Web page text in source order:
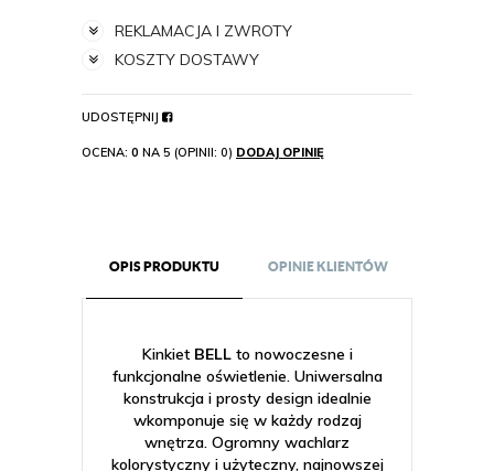
REKLAMACJA I ZWROTY
KOSZTY DOSTAWY
UDOSTĘPNIJ
OCENA: 0 NA 5 (OPINII: 0) DODAJ OPINIĘ
OPIS PRODUKTU OPINIE KLIENTÓW
Kinkiet BELL to nowoczesne i
funkcjonalne oświetlenie. Uniwersalna
konstrukcja i prosty design idealnie
wkomponuje się w każdy rodzaj
wnętrza. Ogromny wachlarz
kolorystyczny i użyteczny, najnowszej